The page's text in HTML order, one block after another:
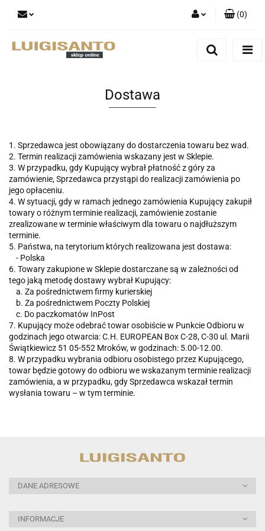
(0)
Dostawa
1. Sprzedawca jest obowiązany do dostarczenia towaru bez wad.
2. Termin realizacji zamówienia wskazany jest w Sklepie.
3. W przypadku, gdy Kupujący wybrał płatność z góry za
zamówienie, Sprzedawca przystąpi do realizacji zamówienia po
jego opłaceniu.
4. W sytuacji, gdy w ramach jednego zamówienia Kupujący zakupił
towary o różnym terminie realizacji, zamówienie zostanie
zrealizowane w terminie właściwym dla towaru o najdłuższym
terminie.
5. Państwa, na terytorium których realizowana jest dostawa:
- Polska
6. Towary zakupione w Sklepie dostarczane są w zależności od
tego jaką metodę dostawy wybrał Kupujący:
a. Za pośrednictwem firmy kurierskiej
b. Za pośrednictwem Poczty Polskiej
c. Do paczkomatów InPost
7. Kupujący może odebrać towar osobiście w Punkcie Odbioru w
godzinach jego otwarcia: C.H. EUROPEAN Box C-28, C-30 ul. Marii
Świątkiewicz 51 05-552 Mroków, w godzinach: 5.00-12.00.
8. W przypadku wybrania odbioru osobistego przez Kupującego,
towar będzie gotowy do odbioru we wskazanym terminie realizacji
zamówienia, a w przypadku, gdy Sprzedawca wskazał termin
wysłania towaru – w tym terminie.
DANE ADRESOWE
INFORMACJE